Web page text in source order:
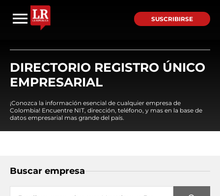
SUSCRIBIRSE
DIRECTORIO REGISTRO ÚNICO
EMPRESARIAL
¡Conozca la información esencial de cualquier empresa de
Colombia! Encuentre NIT, dirección, teléfono, y mas en la base de
datos empresarial mas grande del país.
Buscar empresa